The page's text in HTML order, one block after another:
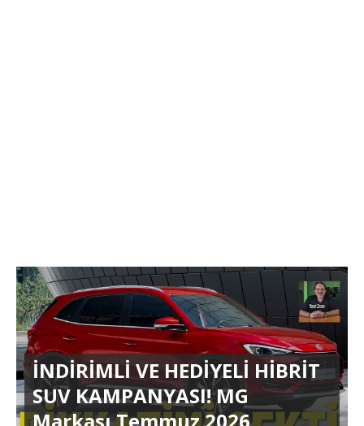
İNDİRİMLİ VE HEDİYELİ HİBRİT
SUV KAMPANYASI! MG
Markası Temmuz 2026